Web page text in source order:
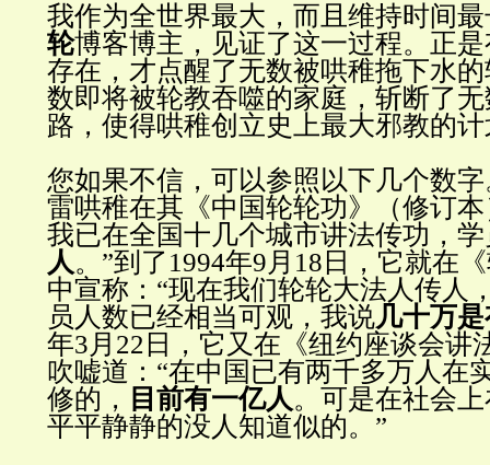
我作为全世界最大，而且维持时间
轮博客博主，见证了这一过程。正
存在，才点醒了无数被哄稚拖下水
数即将被轮教吞噬的家庭，斩断了
路，使得哄稚创立史上最大邪教的
您如果不信，可以参照以下几个数
雷哄稚在其《中国轮轮功》（修订
我已在全国十几个城市讲法传功，
人。”到了1994年9月18日，它就在
中宣称：“现在我们轮轮大法人传人
员人数已经相当可观，我说几十万
年3月22日，它又在《纽约座谈会讲
吹嘘道：“在中国已有两千多万人在
修的，
目前有一亿人。可是在社会
平平静静的没人知道似的。”